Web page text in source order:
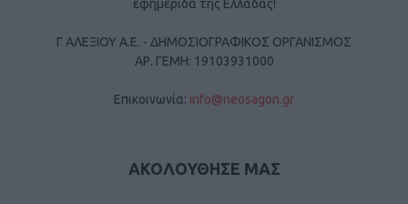
εφημερίδα της Ελλάδας!
Γ ΑΛΕΞΙΟΥ Α.Ε. - ΔΗΜΟΣΙΟΓΡΑΦΙΚΟΣ ΟΡΓΑΝΙΣΜΟΣ
ΑΡ. ΓΕΜΗ: 19103931000
Επικοινωνία: info@neosagon.gr
ΑΚΟΛΟΥΘΗΣΕ ΜΑΣ